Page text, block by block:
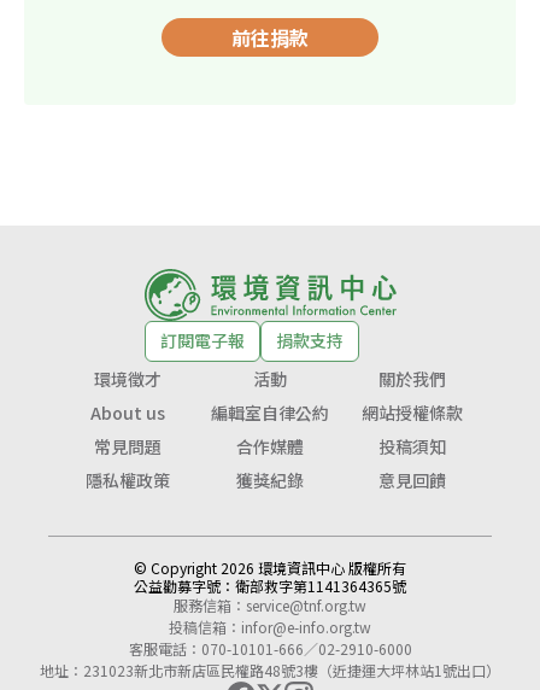
前往捐款
訂閱電子報
捐款支持
環境徵才
活動
關於我們
About us
編輯室自律公約
網站授權條款
常見問題
合作媒體
投稿須知
隱私權政策
獲獎紀錄 意見回饋
© Copyright 2026 環境資訊中心 版權所有
公益勸募字號： 衛部救字第1141364365號
服務信箱： service@tnf.org.tw
投稿信箱： infor@e-info.org.tw
客服電話：070-10101-666／02-2910-6000
地址：231023新北市新店區民權路48號3樓（近捷運大坪林站1號出口）